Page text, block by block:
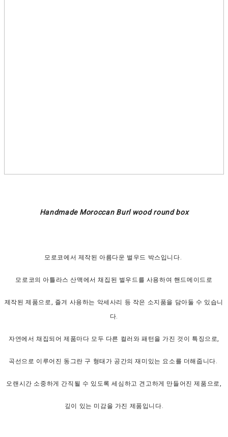
Handmade Moroccan Burl wood round box
모로코에서 제작된 아름다운 벌우드 박스입니다.
모로코의 아틀라스 산맥에서 채집된 벌우드를 사용하여 핸드메이드로
제작된 제품으로, 즐겨 사용하는 악세사리 등 작은 소지품을 담아둘 수 있습니
다.
자연에서 채집되어 제품마다 모두 다른 컬러와 패턴을 가진 것이 특징으로,
곡선으로 이루어진 동그란 구 형태가 공간의 재미있는 요소를 더해줍니다.
오랜시간 소중하게 간직될 수 있도록 세심하고 견고하게 만들어진 제품으로,
깊이 있는 미감을 가진 제품입니다.